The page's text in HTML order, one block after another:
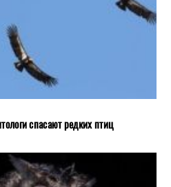
спасают редких птиц